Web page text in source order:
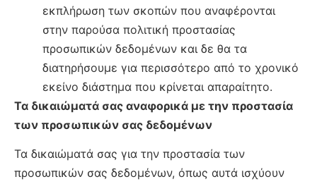
εκπλήρωση των σκοπών που αναφέρονται
στην παρούσα πολιτική προστασίας
προσωπικών δεδομένων και δε θα τα
διατηρήσουμε για περισσότερο από το χρονικό
εκείνο διάστημα που κρίνεται απαραίτητο.
Τα δικαιώματά σας αναφορικά με την προστασία
των προσωπικών σας δεδομένων
Τα δικαιώματά σας για την προστασία των
προσωπικών σας δεδομένων, όπως αυτά ισχύουν